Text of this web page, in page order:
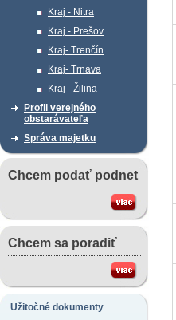
Kraj - Nitra
Kraj - Prešov
Kraj- Trenčín
Kraj- Trnava
Kraj - Žilina
Profil verejného
obstarávateľa
Správa majetku
Chcem podať podnet
Chcem sa poradiť
Užitočné dokumenty